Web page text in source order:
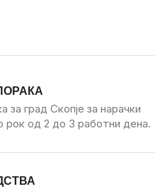
за град Скопје за нарачки
рок од 2 до 3 работни дена.